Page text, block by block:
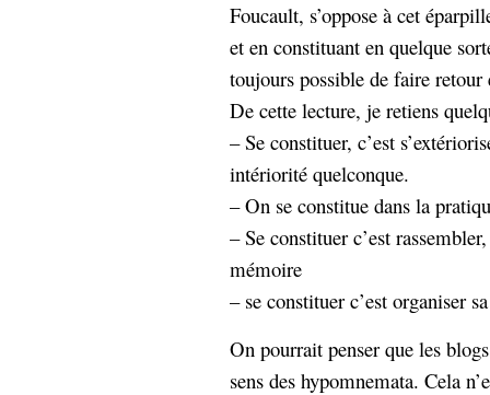
Foucault, s’oppose à cet
et en constituant en quelque
toujours possible de faire
De cette lecture, je retiens
– Se constituer, c’est
intériorité quelconque.
– On se constitue dans la
– Se constituer c’est
mémoire
– se constituer c’est organiser
On pourrait penser que les
sens des hypomnemata. Cela